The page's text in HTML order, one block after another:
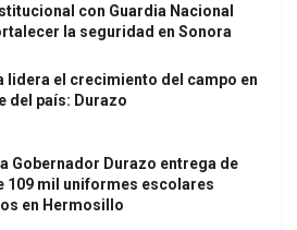
con Guardia Nacional
la seguridad en Sonora
lidera el crecimiento del campo en
del país: Durazo
Gobernador Durazo entrega de
109 mil uniformes escolares
en Hermosillo